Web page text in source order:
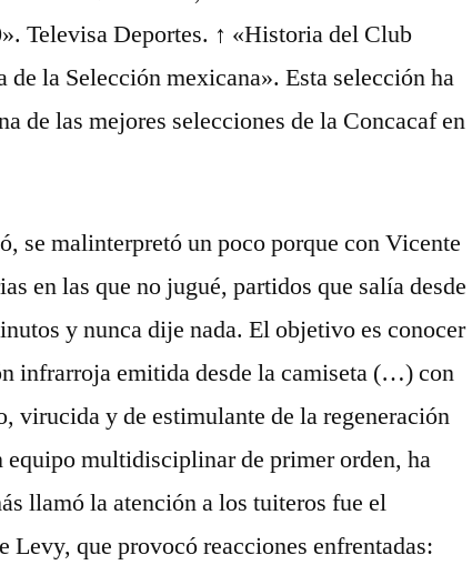
Televisa Deportes. ↑ «Historia del Club
la Selección mexicana». Esta selección ha
de las mejores selecciones de la Concacaf en
se malinterpretó un poco porque con Vicente
en las que no jugué, partidos que salía desde
y nunca dije nada. El objetivo es conocer
infrarroja emitida desde la camiseta (…) con
virucida y de estimulante de la regeneración
multidisciplinar de primer orden, ha
llamó la atención a los tuiteros fue el
Levy, que provocó reacciones enfrentadas: